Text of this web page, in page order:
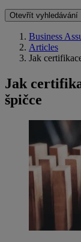
Otevřít vyhledávání
Business
Articles
Jak
Jak
špičce